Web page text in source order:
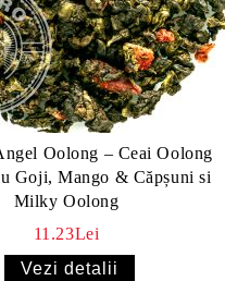
Oolong – Ceai Oolong
Goji, Mango & Căpșuni si
Milky Oolong
11.23Lei
Vezi detalii